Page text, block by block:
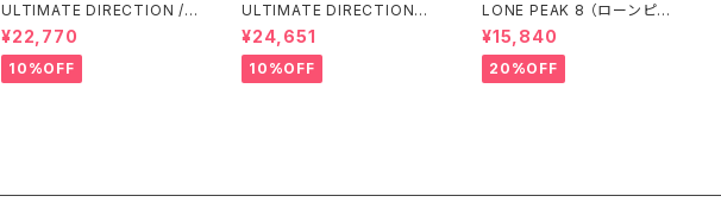
ULTIMATE DIRECTION /
アルティメット ディレクション
Fastpackher 20 Wome
n'S / Emerald 2.0
¥22,770
10%OFF
ULTIMATE DIRECTIONア
ルディメット ディレクション/ X
ODUS VESTA（エクソドス
ベスタ）ウィメンズ / ONYX
¥24,651
10%OFF
LONE PEAK 8 （ローンピー
ク 8） ウィメンズ Navy/Cora
l¥15,840
20%OFF